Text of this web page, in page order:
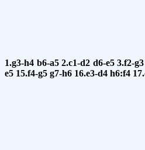
1.g3-h4 b6-a5 2.c1-d2 d6-e5 3.f2-g3
e5 15.f4-g5 g7-h6 16.e3-d4 h6:f4